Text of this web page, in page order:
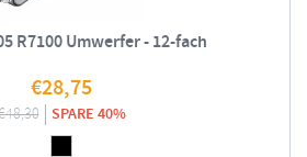
R7100 Umwerfer - 12-fach
€28,75
48,30 SPARE 40%